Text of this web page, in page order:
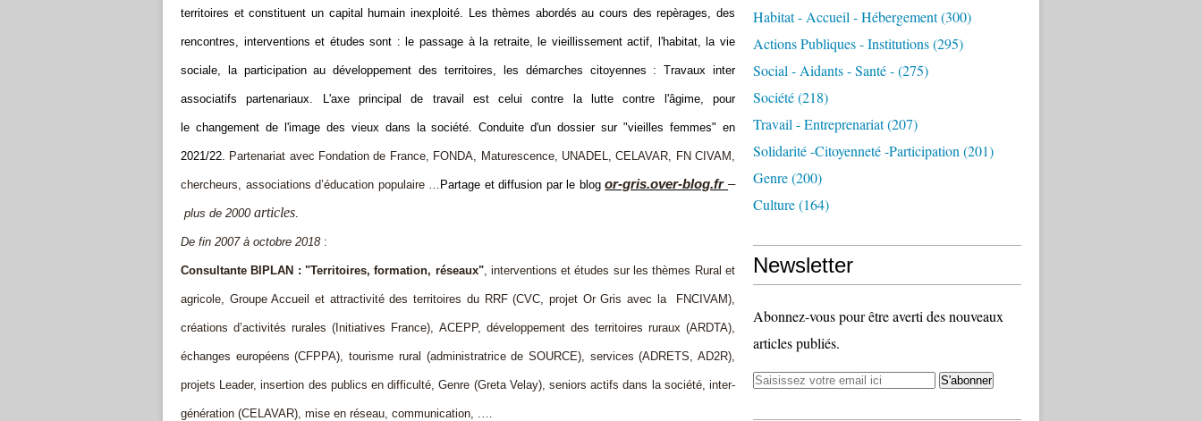
territoires et constituent un capital humain inexploité. Les thèmes abordés au cours des repèrages, des
rencontres, interventions et études sont : le passage à la retraite, le vieillissement actif, l'habitat, la vie
sociale, la participation au développement des territoires, les démarches citoyennes : Travaux inter
associatifs partenariaux. L'axe principal de travail est celui contre la lutte contre l'âgime, pour
le changement de l'image des vieux dans la société. Conduite d'un dossier sur "vieilles femmes" en
2021/22. Partenariat avec Fondation de France, FONDA, Maturescence, UNADEL, CELAVAR, FN CIVAM,
chercheurs, associations d’éducation populaire … Partage et diffusion par le blogor-gris.over-blog.fr–
plus de 2000 articles.
De fin 2007à octobre 2018 :
Consultante BIPLAN : "Territoires, formation, réseaux", interventions et études sur les thèmes Rural et
agricole, Groupe Accueil et attractivité des territoires du RRF (CVC, projet Or Gris avec la FNCIVAM),
créations d’activités rurales (Initiatives France), ACEPP, développement des territoires ruraux (ARDTA),
échanges européens (CFPPA), tourisme rural (administratrice de SOURCE), services (ADRETS, AD2R),
projets Leader, insertion des publics en difficulté, Genre (Greta Velay), seniors actifs dans la société, inter-
génération (CELAVAR), mise en réseau, communication, .…
Habitat - Accueil - Hébergement(300)
Actions Publiques - Institutions(295)
Social - Aidants - Santé -(275)
Société(218)
Travail - Entreprenariat(207)
Solidarité -citoyenneté -participation (201)
Genre(200)
Culture(164)
Newsletter
Abonnez-vous pour être averti des nouveaux
articles publiés.